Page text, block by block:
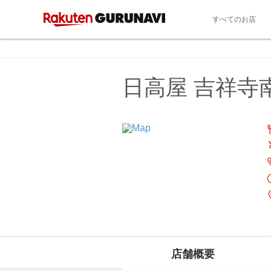
すべてのお店
日高屋 吉祥寺
店舗概要